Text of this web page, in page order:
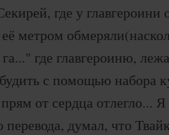
где у главгероини
метром
где главгероиню,
с помощью набора
от сердца отлегло...
перевода, думал, что